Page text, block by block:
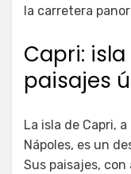
la carretera
Capri:
paisajes
La isla de Capri,
Nápoles, es un
Sus paisajes,